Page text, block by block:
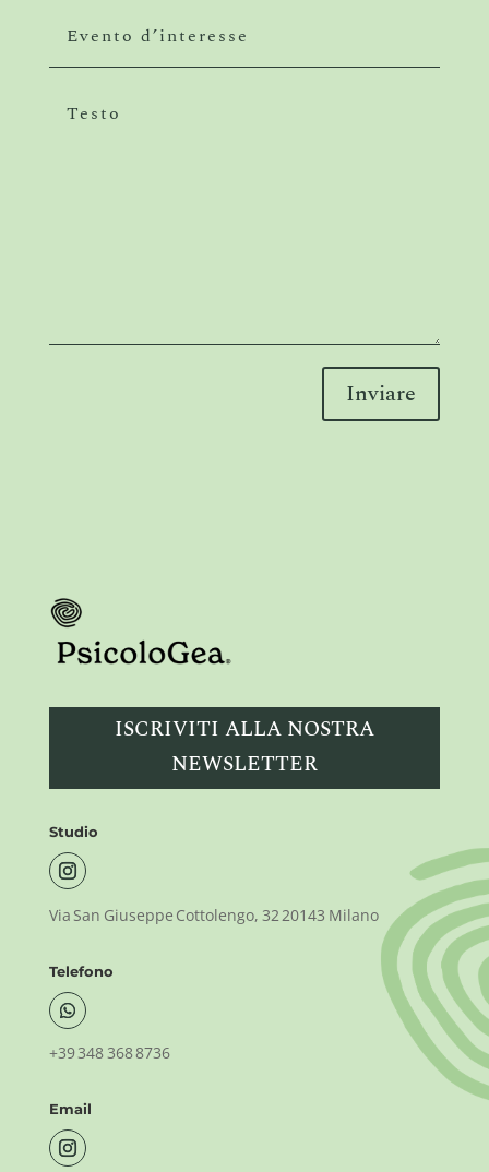
Inviare
ISCRIVITI ALLA NOSTRA
NEWSLETTER
Studio
Via San Giuseppe Cottolengo, 32 20143 Milano
Telefono
+39 348 368 8736
Email